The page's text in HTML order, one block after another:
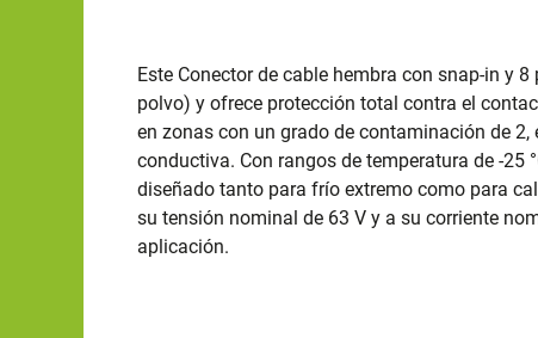
Este Conector de cable hembra con snap-in y
polvo) y ofrece protección total contra el
en zonas con un grado de contaminación de
conductiva. Con rangos de temperatura de -25
diseñado tanto para frío extremo como para
su tensión nominal de 63 V y a su corriente
aplicación.